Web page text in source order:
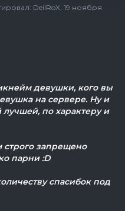
DeilRoX, 19 ноября
девушки, кого вы
на сервере. Ну и
по характеру и
строго запрещено
парни :D
спасибок под